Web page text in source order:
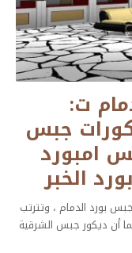
ت:
ديكورات جبس
امبورد
الخبر
بورد الدمام ، وتترتب
أن ديكور جبس الشرقية